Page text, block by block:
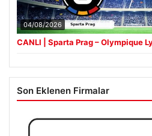
04/08/2026
CANLI | Sparta Prag – Olympique
Son Eklenen Firmalar